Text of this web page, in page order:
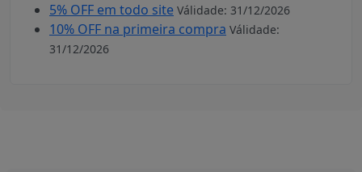
5% OFF em todo site Válidade: 31/12/2026
10% OFF na primeira compra Válidade:
31/12/2026